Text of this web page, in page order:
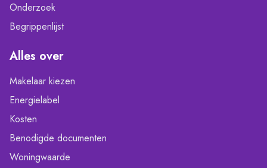
Onderzoek
Begrippenlijst
Alles over
Makelaar kiezen
Energielabel
Kosten
Benodigde documenten
Woningwaarde